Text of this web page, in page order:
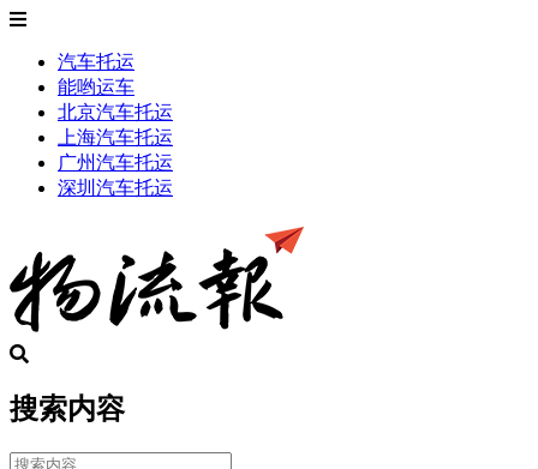
汽车托运
能哟运车
北京汽车托运
上海汽车托运
广州汽车托运
深圳汽车托运
搜索内容